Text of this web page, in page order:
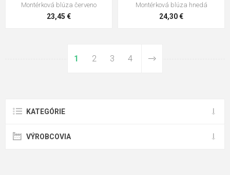
Montérková blúza červeno
23,45 €
Montérková blúza hnedá
24,30 €
1 2 3 4
KATEGÓRIE
VÝROBCOVIA